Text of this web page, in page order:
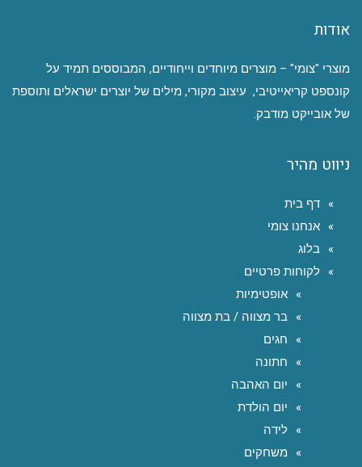
אודות
מוצרי "צומי" – מוצרים מיוחדים וייחודיים, המבוססים תמיד על
קונספט קריאייטיבי, עיצוב מקורי, מילים של יוצרים ישראלים ותוספת
של אובייקט מודבק.
ניווט מהיר
דף בית
אנחנו צומי
בלוג
לקוחות פרטיים
אופטימיות
בר מצווה / בת מצווה
חגים
חתונה
יום האהבה
יום הולדת
לידה
משחקים